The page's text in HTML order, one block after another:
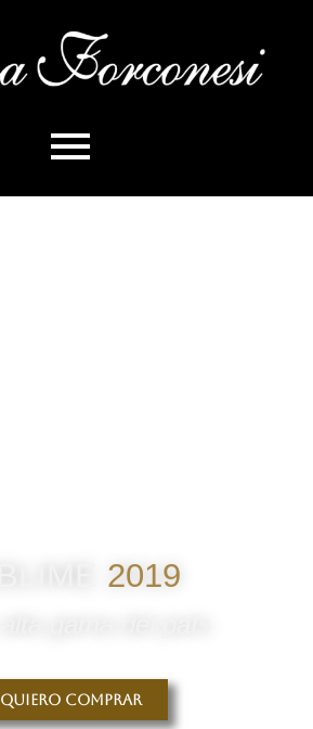
2019
Quiero comprar